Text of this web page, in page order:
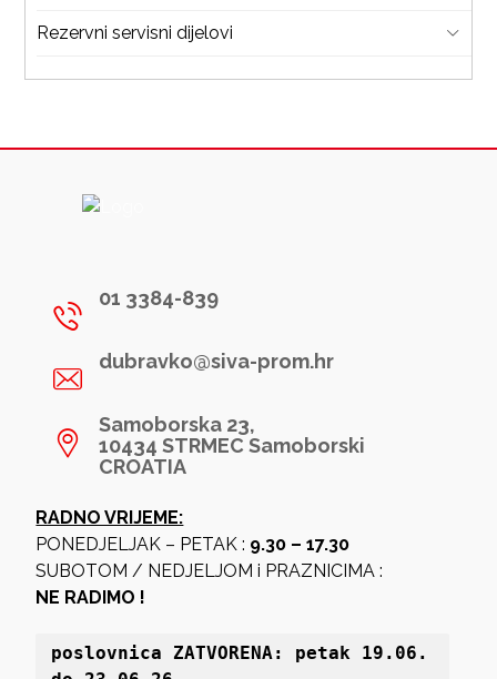
Rezervni servisni dijelovi
01 3384-839
dubravko@siva-prom.hr
Samoborska 23,
10434 STRMEC Samoborski
CROATIA
RADNO VRIJEME:
PONEDJELJAK – PETAK : 9.30 – 17.30
SUBOTOM / NEDJELJOM i PRAZNICIMA :
NE RADIMO !
poslovnica ZATVORENA: petak 19 .06.